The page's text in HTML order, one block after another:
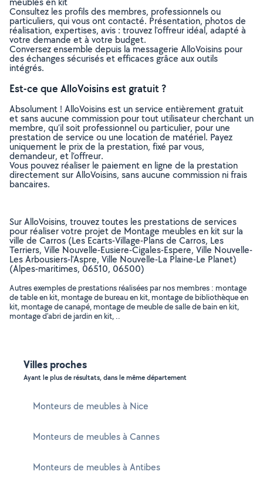
Consultez les profils des membres, professionnels ou
particuliers, qui vous ont contacté. Présentation, photos de
réalisation, expertises, avis : trouvez l'offreur idéal, adapté à
votre demande et à votre budget.
Conversez ensemble depuis la messagerie AlloVoisins pour
des échanges sécurisés et efficaces grâce aux outils
intégrés.
Est-ce que AlloVoisins est gratuit ?
Absolument ! AlloVoisins est un service entièrement gratuit
et sans aucune commission pour tout utilisateur cherchant un
membre, qu’il soit professionnel ou particulier, pour une
prestation de service ou une location de matériel. Payez
uniquement le prix de la prestation, fixé par vous,
demandeur, et l’offreur.
Vous pouvez réaliser le paiement en ligne de la prestation
directement sur AlloVoisins, sans aucune commission ni frais
bancaires.
Sur AlloVoisins, trouvez toutes les prestations de services
pour réaliser votre projet de Montage meubles en kit sur la
ville de Carros (Les Ecarts-Village-Plans de Carros, Les
Terriers, Ville Nouvelle-Eusiere-Cigales-Espere, Ville Nouvelle-
Les Arbousiers-l'Aspre, Ville Nouvelle-La Plaine-Le Planet)
(Alpes-maritimes, 06510, 06500)
Autres exemples de prestations réalisées par nos membres : montage
de table en kit, montage de bureau en kit, montage de bibliothèque en
kit, montage de canapé, montage de meuble de salle de bain en kit,
montage d'abri de jardin en kit, ..
Villes proches
Ayant le plus de résultats, dans le même département
Monteurs de meubles à Nice
Monteurs de meubles à Cannes
Monteurs de meubles à Antibes